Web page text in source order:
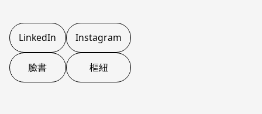
LinkedIn Instagram
臉書 樞紐